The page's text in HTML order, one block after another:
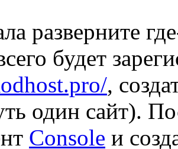
разверните
будет
,
один сайт).
Console и